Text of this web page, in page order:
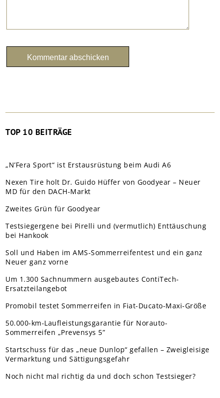
TOP 10 BEITRÄGE
„N’Fera Sport“ ist Erstausrüstung beim Audi A6
Nexen Tire holt Dr. Guido Hüffer von Goodyear – Neuer
MD für den DACH-Markt
Zweites Grün für Goodyear
Testsiegergene bei Pirelli und (vermutlich) Enttäuschung
bei Hankook
Soll und Haben im AMS-Sommerreifentest und ein ganz
Neuer ganz vorne
Um 1.300 Sachnummern ausgebautes ContiTech-
Ersatzteilangebot
Promobil testet Sommerreifen in Fiat-Ducato-Maxi-Größe
50.000-km-Laufleistungsgarantie für Norauto-
Sommerreifen „Prevensys 5”
Startschuss für das „neue Dunlop“ gefallen – Zweigleisige
Vermarktung und Sättigungsgefahr
Noch nicht mal richtig da und doch schon Testsieger?